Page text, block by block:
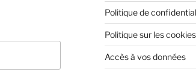
Politique de
Politique sur les cookies
Accès à vos données